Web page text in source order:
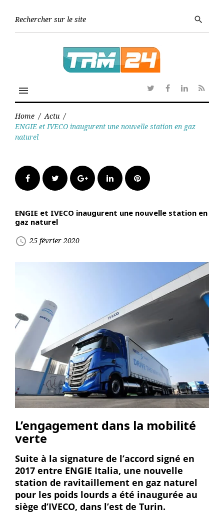
search
menu
TwitterFacebook
Linkedin
RSS
Home / Actu /
ENGIE et IVECO inaugurent une nouvelle station en gaz
naturel
FacebookTwitter Google+LinkedInPinterest
ENGIE et IVECO inaugurent une nouvelle station en
gaz naturel
access_time 25 février 2020
L’engagement dans la mobilité
verte
Suite à la signature de l’accord signé en
2017 entre ENGIE Italia, une nouvelle
station de ravitaillement en gaz naturel
pour les poids lourds a été inaugurée au
siège d’IVECO, dans l’est de Turin.